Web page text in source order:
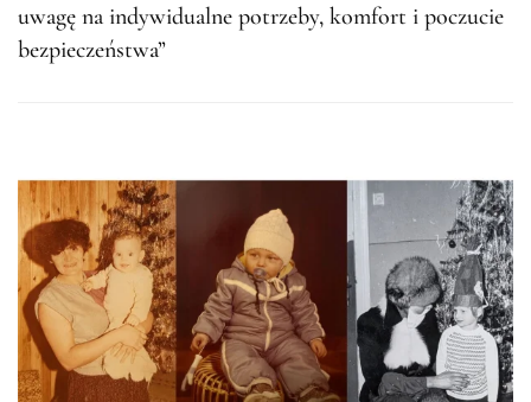
uwagę na indywidualne potrzeby, komfort i poczucie
bezpieczeństwa”